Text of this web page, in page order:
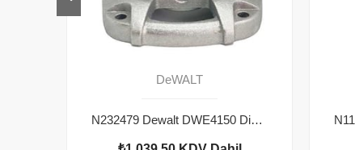
DeWALT
N232479 Dewalt DWE4150 Dişli Kutusu Seti